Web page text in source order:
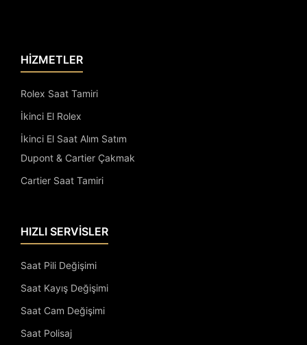
HİZMETLER
Rolex Saat Tamiri
İkinci El Rolex
İkinci El Saat Alım Satım
Dupont & Cartier Çakmak
Cartier Saat Tamiri
HIZLI SERVİSLER
Saat Pili Değişimi
Saat Kayış Değişimi
Saat Cam Değişimi
Saat Polisaj